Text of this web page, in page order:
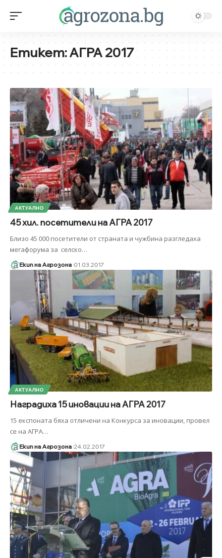
Етикет:АГРА 2017
АКТУАЛНО
45 хил. посетители на АГРА 2017
Близо 45 000 посетители от страната и чужбина разгледаха
мегафорума за селско…
Екип на Агрозона 01.03.2017
АКТУАЛНО
Наградиха 15 иновации на АГРА 2017
15 експоната бяха отличени на Конкурса за иновации, провел
се на АГРА…
Екип на Агрозона 24.02.2017